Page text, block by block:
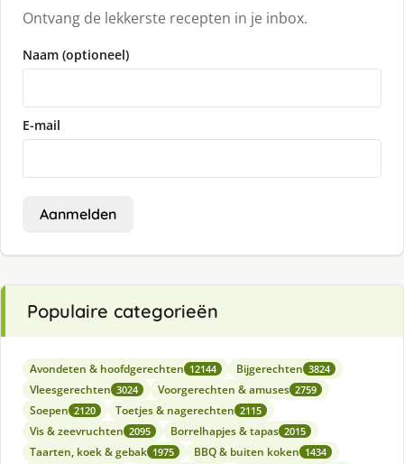
Ontvang de lekkerste recepten in je inbox.
Naam (optioneel)
E-mail
Aanmelden
Populaire categorieën
Avondeten & hoofdgerechten 12144 Bijgerechten 3824
Vleesgerechten 3024 Voorgerechten & amuses 2759
Soepen 2120 Toetjes & nagerechten 2115
Vis & zeevruchten 2095 Borrelhapjes & tapas 2015
Taarten, koek & gebak 1975 BBQ & buiten koken 1434